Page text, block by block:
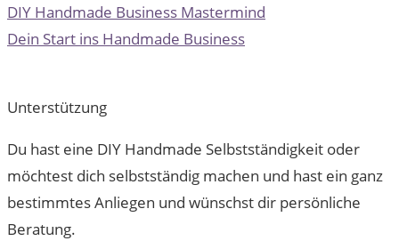
DIY Handmade Business Mastermind
Dein Start ins Handmade Business
Unterstützung
Du hast eine DIY Handmade Selbstständigkeit oder
möchtest dich selbstständig machen und hast ein ganz
bestimmtes Anliegen und wünschst dir persönliche
Beratung.